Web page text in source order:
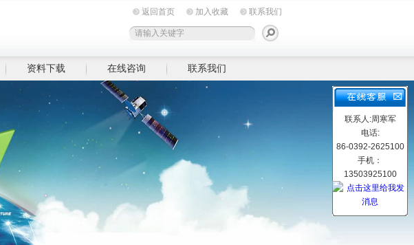
返回首页 加入收藏 联系我们
资料下载 在线咨询 联系我们
联系人:周寒军
电话:
86-0392-2625100
手机：
13503925100